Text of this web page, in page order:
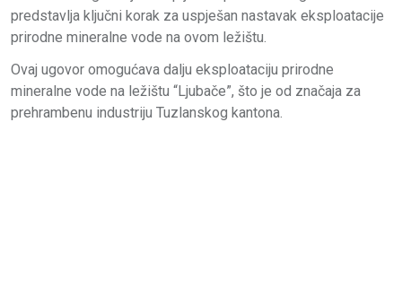
predstavlja ključni korak za uspješan nastavak eksploatacije
prirodne mineralne vode na ovom ležištu.
Ovaj ugovor omogućava dalju eksploataciju prirodne
mineralne vode na ležištu “Ljubače”, što je od značaja za
prehrambenu industriju Tuzlanskog kantona.